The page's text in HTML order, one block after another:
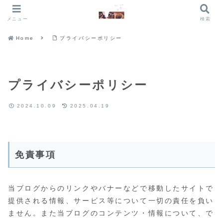
Home プライバシーポリシー
プライバシーポリシー
2024.10.09 2025.04.19
免責事項
当ブログからのリンクやバナーなどで移動したサイトで
提供される情報、サービス等について一切の責任を負い
ません。また当ブログのコンテンツ・情報について、で
メニュー 検索